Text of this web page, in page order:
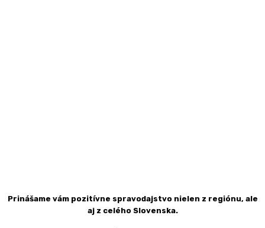
Prinášame vám pozitívne spravodajstvo nielen z regiónu, ale
aj z celého Slovenska.